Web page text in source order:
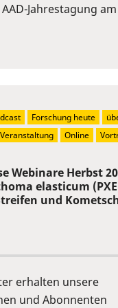
Jahrestagung
Webinare Herbst
elasticum
und
erhalten unsere
und Abonnenten
Forschung heute
Veranstaltung Online